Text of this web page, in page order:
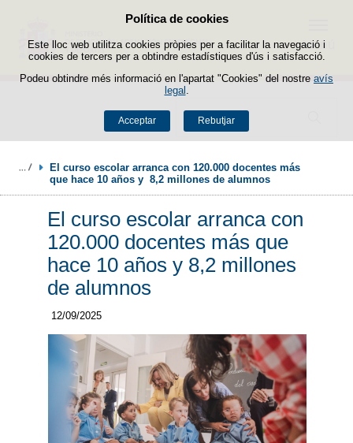
Política de cookies
Este lloc web utilitza cookies pròpies per a facilitar la navegació i
cookies de tercers per a obtindre estadístiques d'ús i satisfacció.
Podeu obtindre més informació en l'apartat "Cookies" del nostre avís
legal
Acceptar Rebutjar
Passar al contingut
Buscador
Menú
El curso escolar arranca con 120.000 docentes más
que hace 10 años y  8,2 millones de alumnos
El curso escolar arranca con
120.000 docentes más que
hace 10 años y 8,2 millones
de alumnos
12/09/2025